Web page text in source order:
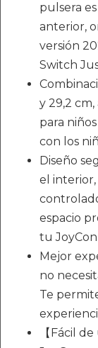
pulsera
anterior,
versión
Switch
y 29,2
para
con los
Diseño
el interior,
espacio
tu
Mejor
no
Te
【Fácil